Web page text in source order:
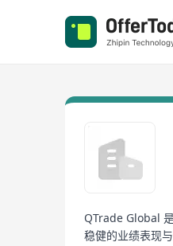
QTrade Global
稳健的业绩表现